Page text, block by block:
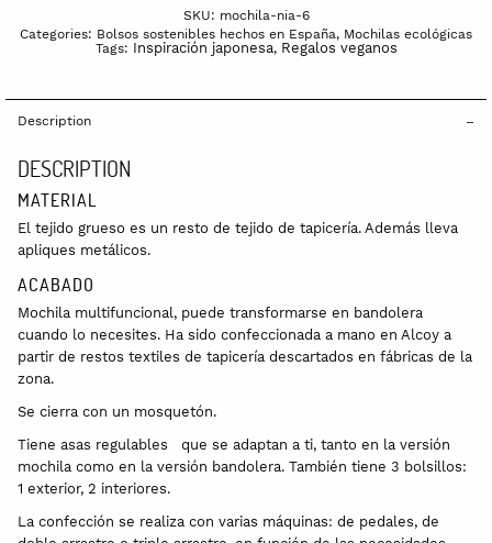
SKU: mochila-nia-6
Categories: Bolsos sostenibles hechos en España, Mochilas ecológicas
Tags: Inspiración japonesa, Regalos veganos
Description
DESCRIPTION
MATERIAL
El tejido grueso es un resto de tejido de tapicería. Además lleva
apliques metálicos.
ACABADO
Mochila multifuncional, puede transformarse en bandolera
cuando lo necesites. Ha sido confeccionada a mano en Alcoy a
partir de restos textiles de tapicería descartados en fábricas de la
zona.
Se cierra con un mosquetón.
Tiene asas regulables que se adaptan a ti, tanto en la versión
mochila como en la versión bandolera. También tiene 3 bolsillos:
1 exterior, 2 interiores.
La confección se realiza con varias máquinas: de pedales, de